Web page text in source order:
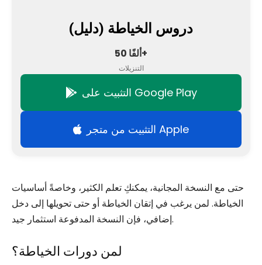
دروس الخياطة (دليل)
50 ألفًا+
التنزيلات
التثبيت على Google Play
التثبيت من متجر Apple
حتى مع النسخة المجانية، يمكنكِ تعلم الكثير، وخاصةً أساسيات
الخياطة. لمن يرغب في إتقان الخياطة أو حتى تحويلها إلى دخل
إضافي، فإن النسخة المدفوعة استثمار جيد.
لمن دورات الخياطة؟